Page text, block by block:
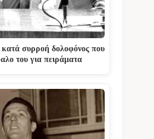
συρροή δολοφόνος που
του για πειράματα